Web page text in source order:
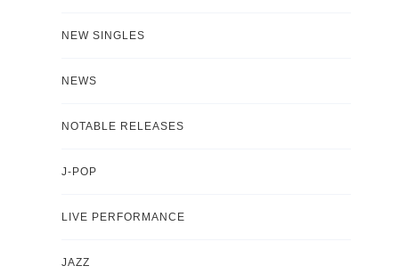
NEW SINGLES
NEWS
NOTABLE RELEASES
J-POP
LIVE PERFORMANCE
JAZZ